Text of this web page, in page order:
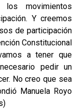
los movimientos
Y creemos
de participación
Constitucional
a tener que
pedir un
No creo que sea
Manuela Royo